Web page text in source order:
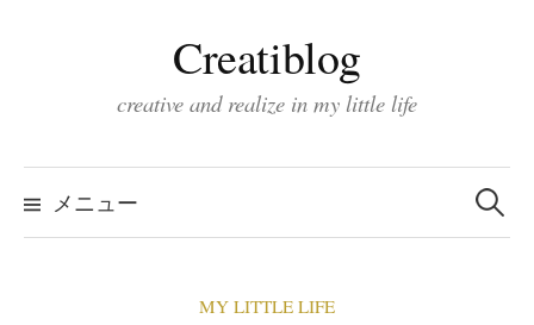
ツ
へ
ス
Creatiblog
creative and realize in my little life
メニュー
検
索:
MY LITTLE LIFE